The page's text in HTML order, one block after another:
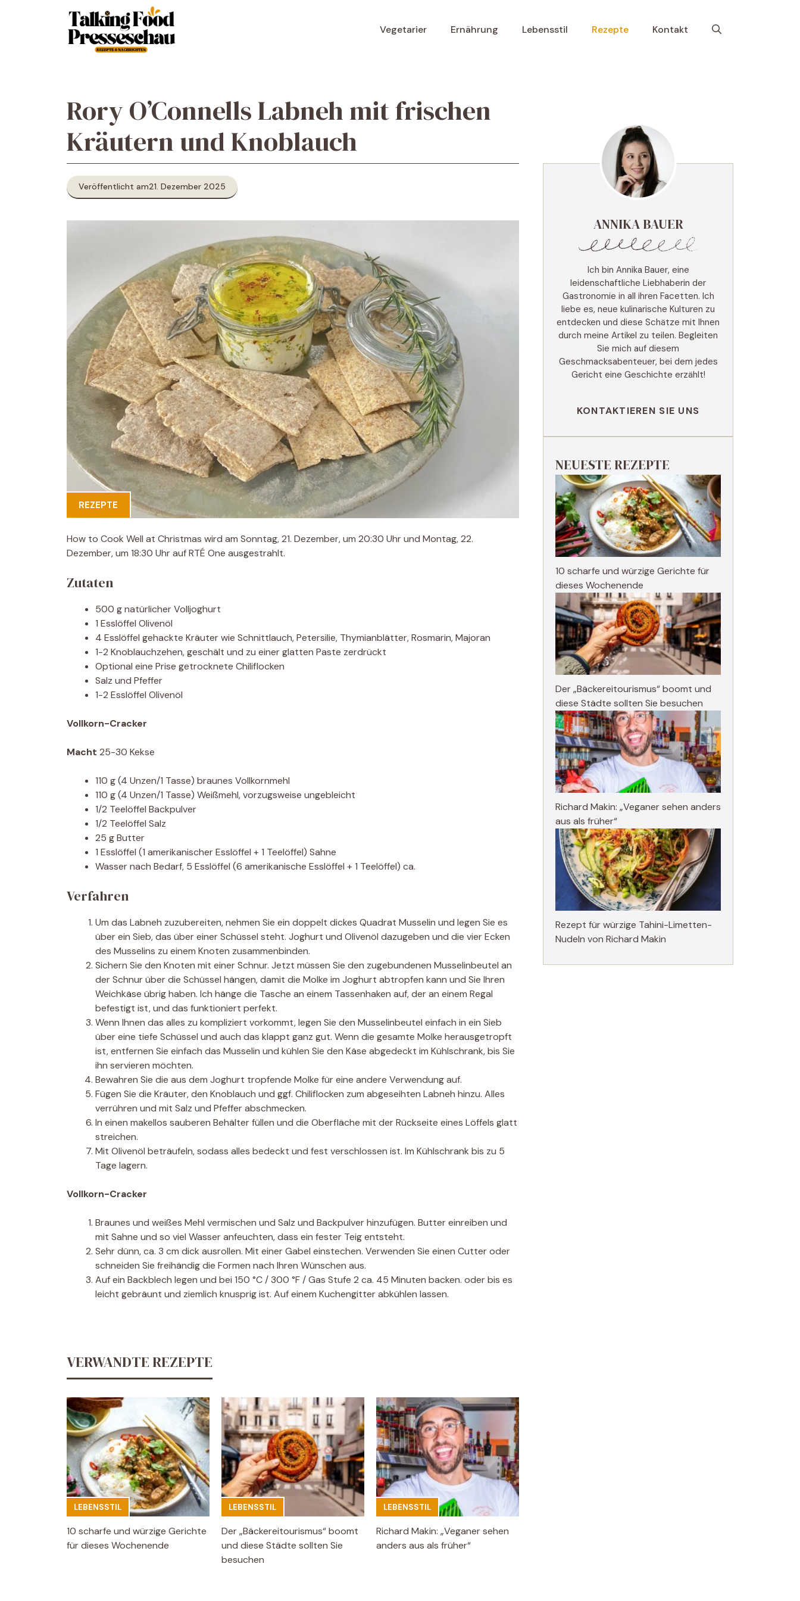
Vegetarier Ernährung Lebensstil Rezepte Kontakt
Rory O’Connells Labneh mit frischen
Kräutern und Knoblauch
Veröffentlicht am21. Dezember 2025
REZEPTE
How to Cook Well at Christmas wird am Sonntag, 21. Dezember, um 20:30 Uhr und Montag, 22.
Dezember, um 18:30 Uhr auf RTÉ One ausgestrahlt.
Zutaten
500 g natürlicher Volljoghurt
1 Esslöffel Olivenöl
4 Esslöffel gehackte Kräuter wie Schnittlauch, Petersilie, Thymianblätter, Rosmarin, Majoran
1-2 Knoblauchzehen, geschält und zu einer glatten Paste zerdrückt
Optional eine Prise getrocknete Chiliflocken
Salz und Pfeffer
1-2 Esslöffel Olivenöl
Vollkorn-Cracker
Macht 25-30 Kekse
110 g (4 Unzen/1 Tasse) braunes Vollkornmehl
110 g (4 Unzen/1 Tasse) Weißmehl, vorzugsweise ungebleicht
1/2 Teelöffel Backpulver
1/2 Teelöffel Salz
25 g Butter
1 Esslöffel (1 amerikanischer Esslöffel + 1 Teelöffel) Sahne
Wasser nach Bedarf, 5 Esslöffel (6 amerikanische Esslöffel + 1 Teelöffel) ca.
Verfahren
Um das Labneh zuzubereiten, nehmen Sie ein doppelt dickes Quadrat Musselin und legen Sie es
über ein Sieb, das über einer Schüssel steht. Joghurt und Olivenöl dazugeben und die vier Ecken
des Musselins zu einem Knoten zusammenbinden.
Sichern Sie den Knoten mit einer Schnur. Jetzt müssen Sie den zugebundenen Musselinbeutel an
der Schnur über die Schüssel hängen, damit die Molke im Joghurt abtropfen kann und Sie Ihren
Weichkäse übrig haben. Ich hänge die Tasche an einem Tassenhaken auf, der an einem Regal
befestigt ist, und das funktioniert perfekt.
Wenn Ihnen das alles zu kompliziert vorkommt, legen Sie den Musselinbeutel einfach in ein Sieb
über eine tiefe Schüssel und auch das klappt ganz gut. Wenn die gesamte Molke herausgetropft
ist, entfernen Sie einfach das Musselin und kühlen Sie den Käse abgedeckt im Kühlschrank, bis Sie
ihn servieren möchten.
Bewahren Sie die aus dem Joghurt tropfende Molke für eine andere Verwendung auf.
Fügen Sie die Kräuter, den Knoblauch und ggf. Chiliflocken zum abgeseihten Labneh hinzu. Alles
verrühren und mit Salz und Pfeffer abschmecken.
In einen makellos sauberen Behälter füllen und die Oberfläche mit der Rückseite eines Löffels glatt
streichen.
Mit Olivenöl beträufeln, sodass alles bedeckt und fest verschlossen ist. Im Kühlschrank bis zu 5
Tage lagern.
Vollkorn-Cracker
Braunes und weißes Mehl vermischen und Salz und Backpulver hinzufügen. Butter einreiben und
mit Sahne und so viel Wasser anfeuchten, dass ein fester Teig entsteht.
Sehr dünn, ca. 3 cm dick ausrollen. Mit einer Gabel einstechen. Verwenden Sie einen Cutter oder
schneiden Sie freihändig die Formen nach Ihren Wünschen aus.
Auf ein Backblech legen und bei 150 °C / 300 °F / Gas Stufe 2 ca. 45 Minuten backen. oder bis es
leicht gebräunt und ziemlich knusprig ist. Auf einem Kuchengitter abkühlen lassen.
VERWANDTE REZEPTE
LEBENSSTIL
10 scharfe und würzige Gerichte
für dieses Wochenende
LEBENSSTIL
Der „Bäckereitourismus“ boomt
und diese Städte sollten Sie
besuchen
LEBENSSTIL
Richard Makin: „Veganer sehen
anders aus als früher“
ANNIKA BAUER
Ich bin Annika Bauer, eine
leidenschaftliche Liebhaberin der
Gastronomie in all ihren Facetten. Ich
liebe es, neue kulinarische Kulturen zu
entdecken und diese Schätze mit Ihnen
durch meine Artikel zu teilen. Begleiten
Sie mich auf diesem
Geschmacksabenteuer, bei dem jedes
Gericht eine Geschichte erzählt!
KONTAKTIEREN SIE UNS
NEUESTE REZEPTE
10 scharfe und würzige Gerichte für
dieses Wochenende
Der „Bäckereitourismus“ boomt und
diese Städte sollten Sie besuchen
Richard Makin: „Veganer sehen anders
aus als früher“
Rezept für würzige Tahini-Limetten-
Nudeln von Richard Makin